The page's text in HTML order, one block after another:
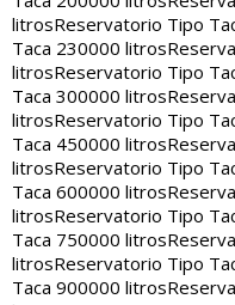
litrosReservatorio Tipo
Taca 230000 litros
litrosReservatorio Tipo
Taca 300000 litros
litrosReservatorio Tipo
Taca 450000 litros
litrosReservatorio Tipo
Taca 600000 litros
litrosReservatorio Tipo
Taca 750000 litros
litrosReservatorio Tipo
Taca 900000 litros